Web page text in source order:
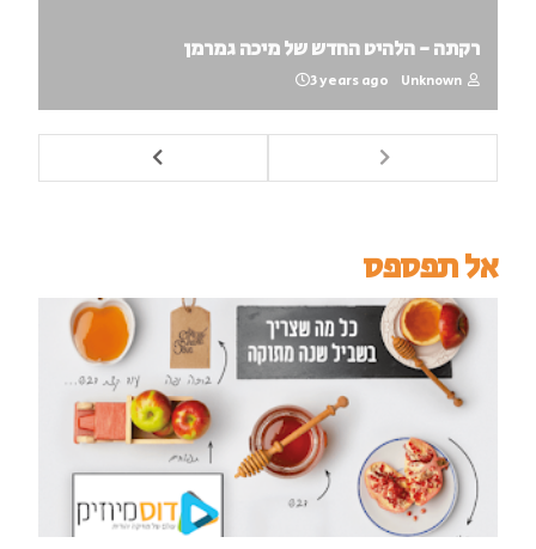
רקתה - הלהיט החדש של מיכה גמרמן
Unknown
3 years ago
אל תפספס